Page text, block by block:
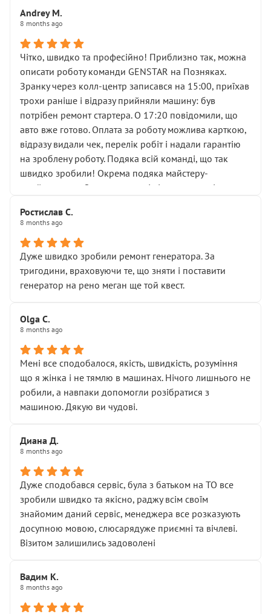
Для людини, яка хоча б трохи розуміється на техніці,
це звучить як мінімум непрофесійно, а як максимум —
спроба продати дорогий вузол замість елементарних
ущільнювачів.
Що прикро — це не перший мій візит. Раніше міняв у
вас стартер, і тоді сервіс наче справив хороше
враження. Але згодом знайшов декілька гайок під
лобовим склом. Мені пояснили, що це “старі гайки, які
відкручували”, і попросили не хвилюватися. ( надіюсь
новий власник, не застяг в полі))
Але після нинішнього візиту такі дрібниці вже не
здаються дрібницями.
Я — клієнт, який працює на довірі, і саме її цей сервіс
Хотілося б більше:
• належної уваги до авто
• прозорості в роботах і рахунках
• реальної діагностики, а не формального
“подивились і поїхав”
На жаль, складається враження, що сервіс працює не
Стосовно комунікації - все добре
Andrey M.
8 months ago
Чітко, швидко та професійно! Приблизно так, можна
описати роботу команди GENSTAR на Позняках.
Зранку через колл-центр записався на 15:00, приїхав
трохи раніше і відразу прийняли машину: був
потрібен ремонт стартера. О 17:20 повідомили, що
авто вже готово. Оплата за роботу можлива карткою,
відразу видали чек, перелік робіт і надали гарантію
на зроблену роботу. Подяка всій команді, що так
швидко зробили! Окрема подяка майстеру-
приймальнику Олександру: всі чітко та по суті.
звертатися до цього автосервісу.
Ростислав С.
8 months ago
Дуже швидко зробили ремонт генератора. За
тригодини, враховуючи те, що зняти і поставити
генератор на рено меган ще той квест.
Olga С.
8 months ago
Мені все сподобалося, якість, швидкість, розуміння
що я жінка і не тямлю в машинах. Нічого лишнього не
робили, а навпаки допомогли розібратися з
машиною. Дякую ви чудові.
Диана Д.
8 months ago
Дуже сподобався сервіс, була з батьком на ТО все
зробили швидко та якісно, раджу всім своїм
знайомим даний сервіс, менеджера все розказують
досупною мовою, слюсарядуже приємні та вічлеві.
Візитом залишились задоволені
Вадим К.
8 months ago